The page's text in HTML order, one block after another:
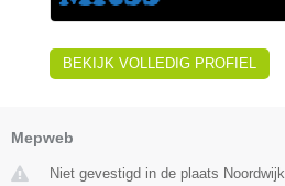
BEKIJK VOLLEDIG PROFIEL
Mepweb
Niet gevestigd in de plaats